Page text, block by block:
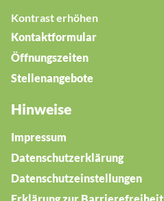
Kontrast erhöhen
Kontaktformular
Öffnungszeiten
Stellenangebote
Hinweise
Impressum
Datenschutzerklärung
Datenschutzeinstellungen